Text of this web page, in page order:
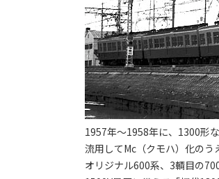
1957年～1958年に、1300形
流用してMc（クモハ）化の
オリジナル600系、3輌目の